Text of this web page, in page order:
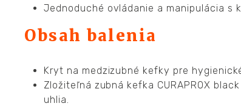
Jednoduché ovládanie a manipulácia s
Obsah balenia
Kryt na medzizubné kefky pre
Zložiteľná zubná kefka CURAPROX
uhlia.